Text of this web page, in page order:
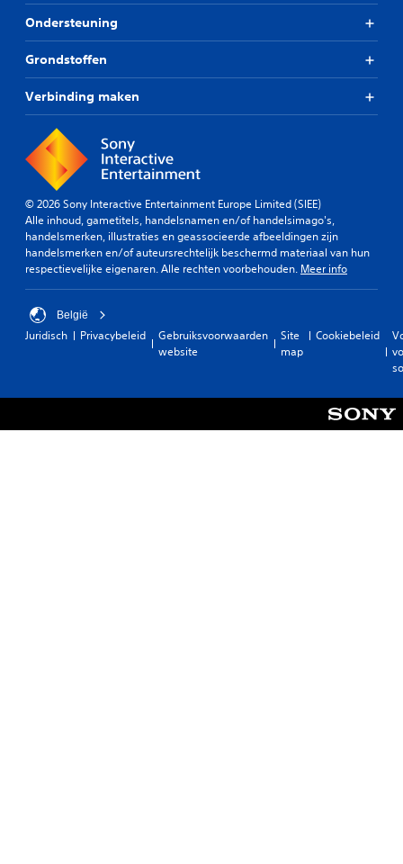
Ondersteuning
Grondstoffen
Verbinding maken
© 2026 Sony Interactive Entertainment Europe Limited (SIEE)
Alle inhoud, gametitels, handelsnamen en/of handelsimago's,
handelsmerken, illustraties en geassocieerde afbeeldingen zijn
handelsmerken en/of auteursrechtelijk beschermd materiaal van hun
respectievelijke eigenaren. Alle rechten voorbehouden. Meer info
België
Juridisch Privacybeleid
Gebruiksvoorwaarden
website
Site
map
Cookiebeleid